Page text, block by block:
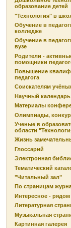
образование детей
"Технология" в
Обучение в
колледже
Обучение в
вузе
Родители -
помощники
Повышение
педагога
Соискателям
Научный календарь
Материалы
Олимпиады,
Ученые в
области
Жизнь
Глоссарий
Электронная
Тематический
"Читальный зал"
По страницам
Интересное - рядом
Литературная
Музыкальная
Картинная галерея